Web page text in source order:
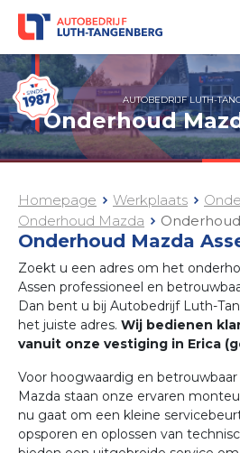
AUTOBEDRIJF LUTH-
Onderhoud
Homepage Werkplaats
Onderhoud Mazda
Onderhoud Mazda
Zoekt u een adres om het
Assen professioneel en
Dan bent u bij Autobedrijf Luth-
het juiste adres. Wij bedienen
vanuit onze vestiging in Erica
Voor hoogwaardig en
Mazda staan onze ervaren
nu gaat om een kleine
opsporen en oplossen van